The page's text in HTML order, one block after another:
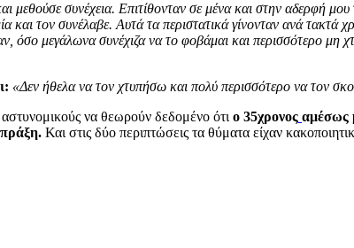
συνέχεια. Επιτίθονταν σε μένα και στην αδερφή
και τον συνέλαβε. Αυτά τα περιστατικά γίνονταν ανά
όσο μεγάλωνα συνέχιζα να το φοβάμαι και περισσότερο
«Δεν ήθελα να τον χτυπήσω και πολύ περισσότερο να τον
να θεωρούν δεδομένο ότιο 35χρονος αμέσως
πράξη. Και στις δύο περιπτώσεις τα θύματα είχαν